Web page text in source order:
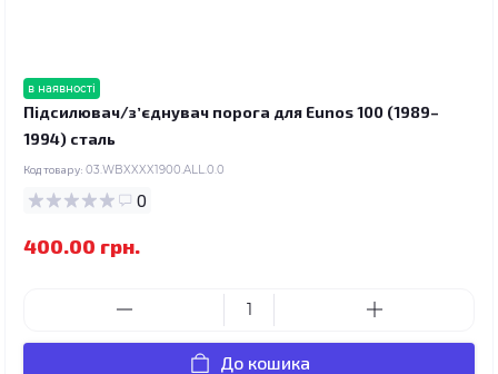
в наявності
Підсилювач/зʼєднувач порога для Eunos 100 (1989–
1994) сталь
Код товару: 03.WBXXXX1900.ALL.0.0
0
400.00 грн.
До кошика